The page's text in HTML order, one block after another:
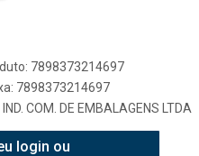
7898373214697
7898373214697
IND. COM. DE EMBALAGENS LTDA
login ou